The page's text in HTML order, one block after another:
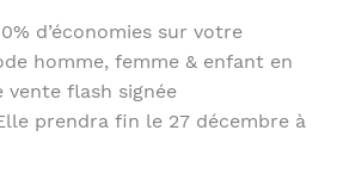
d’économies sur votre
homme, femme & enfant en
flash signée
prendra fin le 27 décembre à